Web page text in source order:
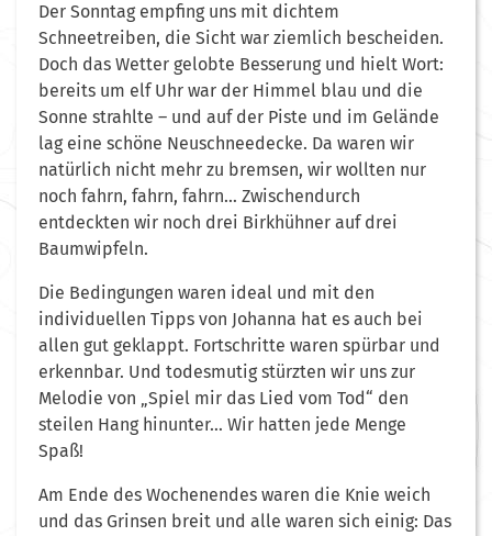
Der Sonntag empfing uns mit dichtem
Schneetreiben, die Sicht war ziemlich bescheiden.
Doch das Wetter gelobte Besserung und hielt Wort:
bereits um elf Uhr war der Himmel blau und die
Sonne strahlte – und auf der Piste und im Gelände
lag eine schöne Neuschneedecke. Da waren wir
natürlich nicht mehr zu bremsen, wir wollten nur
noch fahrn, fahrn, fahrn… Zwischendurch
entdeckten wir noch drei Birkhühner auf drei
Baumwipfeln.
Die Bedingungen waren ideal und mit den
individuellen Tipps von Johanna hat es auch bei
allen gut geklappt. Fortschritte waren spürbar und
erkennbar. Und todesmutig stürzten wir uns zur
Melodie von „Spiel mir das Lied vom Tod“ den
steilen Hang hinunter… Wir hatten jede Menge
Spaß!
Am Ende des Wochenendes waren die Knie weich
und das Grinsen breit und alle waren sich einig: Das